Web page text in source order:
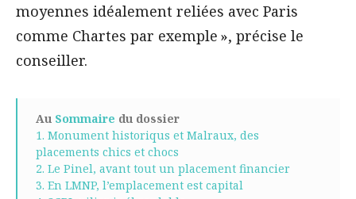
moyennes idéalement reliées avec Paris
comme Chartes par exemple », précise le
conseiller.
Au Sommaire du dossier
1. Monument historiqus et Malraux, des
placements chics et chocs
2. Le Pinel, avant tout un placement financier
3. En LMNP, l’emplacement est capital